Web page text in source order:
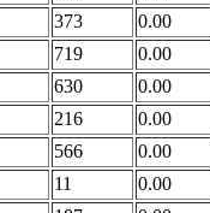
373 0.00
719 0.00
630 0.00
216 0.00
566 0.00
11 0.00